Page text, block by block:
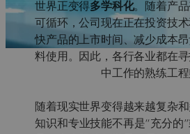
世界正变得多学科化。随着产
可循环，公司现在正在投资技
快产品的上市时间、减少成本
料使用。因此，各行各业都在
中工作的熟练工程
随着现实世界变得越来越复杂
知识和专业技能不再是“充分的